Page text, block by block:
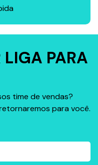
LIGA PARA
time de vendas?
para você.